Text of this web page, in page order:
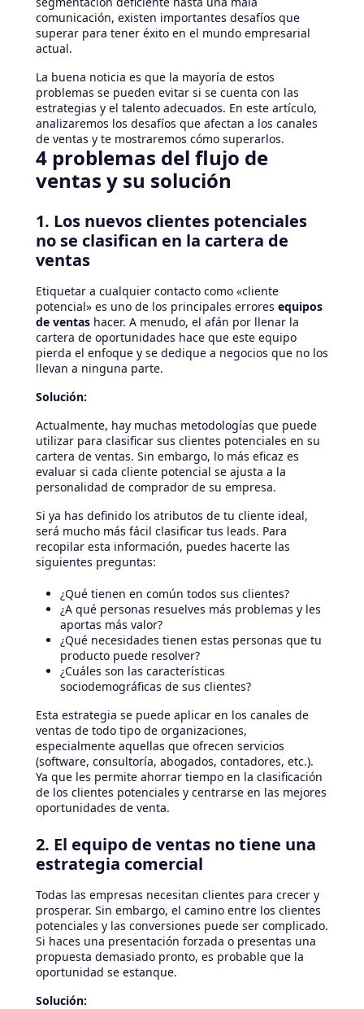
comunicación, existen importantes desafíos que
superar para tener éxito en el mundo empresarial
actual.
La buena noticia es que la mayoría de estos
problemas se pueden evitar si se cuenta con las
estrategias y el talento adecuados. En este artículo,
analizaremos los desafíos que afectan a los canales
de ventas y te mostraremos cómo superarlos.
4 problemas del flujo de
ventas y su solución
1. Los nuevos clientes potenciales
no se clasifican en la cartera de
ventas
Etiquetar a cualquier contacto como «cliente
potencial» es uno de los principales errores equipos
de ventas hacer. A menudo, el afán por llenar la
cartera de oportunidades hace que este equipo
pierda el enfoque y se dedique a negocios que no los
llevan a ninguna parte.
Solución:
Actualmente, hay muchas metodologías que puede
utilizar para clasificar sus clientes potenciales en su
cartera de ventas. Sin embargo, lo más eficaz es
evaluar si cada cliente potencial se ajusta a la
personalidad de comprador de su empresa.
Si ya has definido los atributos de tu cliente ideal,
será mucho más fácil clasificar tus leads. Para
recopilar esta información, puedes hacerte las
siguientes preguntas:
¿Qué tienen en común todos sus clientes?
¿A qué personas resuelves más problemas y les
aportas más valor?
¿Qué necesidades tienen estas personas que tu
producto puede resolver?
¿Cuáles son las características
sociodemográficas de sus clientes?
Esta estrategia se puede aplicar en los canales de
ventas de todo tipo de organizaciones,
especialmente aquellas que ofrecen servicios
(software, consultoría, abogados, contadores, etc.).
Ya que les permite ahorrar tiempo en la clasificación
de los clientes potenciales y centrarse en las mejores
oportunidades de venta.
2. El equipo de ventas no tiene una
estrategia comercial
Todas las empresas necesitan clientes para crecer y
prosperar. Sin embargo, el camino entre los clientes
potenciales y las conversiones puede ser complicado.
Si haces una presentación forzada o presentas una
propuesta demasiado pronto, es probable que la
oportunidad se estanque.
Solución: